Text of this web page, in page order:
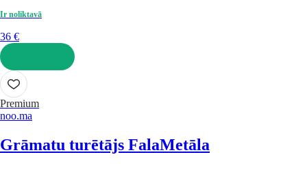
Ir noliktavā
36 €
LIKT GROZĀ
Premium
noo.ma
Grāmatu turētājs FalaMetāla